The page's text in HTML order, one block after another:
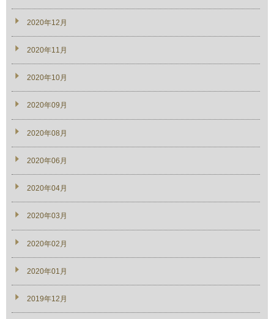
2020年12月
2020年11月
2020年10月
2020年09月
2020年08月
2020年06月
2020年04月
2020年03月
2020年02月
2020年01月
2019年12月